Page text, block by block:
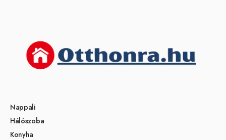
Nappali
Hálószoba
Konyha